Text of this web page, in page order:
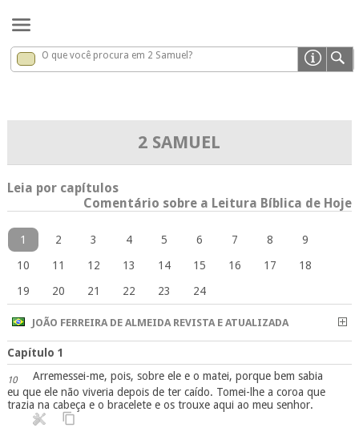
2 Samuel x
O que você procura em 2 Samuel?
2 SAMUEL
Leia por capítulos
Comentário sobre a Leitura Bíblica de Hoje
1 2 3 4 5 6 7 8
9
10
11 12 13 14 15 16 17
18
19
20 21 22 23 24
JOÃO FERREIRA DE ALMEIDA REVISTA E ATUALIZADA
Capítulo 1
10
Arremessei-me, pois, sobre ele e o matei, porque bem sabia
eu que ele não viveria depois de ter caído. Tomei-lhe a coroa que
trazia na cabeça e o bracelete e os trouxe aqui ao meu senhor.